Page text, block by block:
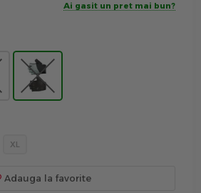
Ai gasit un pret mai bun?
XL
Adauga la favorite